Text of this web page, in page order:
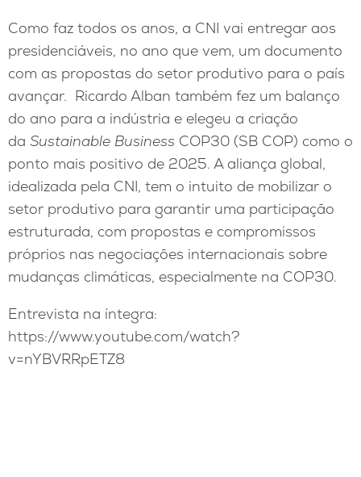
Como faz todos os anos, a CNI vai entregar aos
presidenciáveis, no ano que vem, um documento
com as propostas do setor produtivo para o país
avançar. Ricardo Alban também fez um balanço
do ano para a indústria e elegeu a criação
da Sustainable Business COP30 (SB COP) como o
ponto mais positivo de 2025. A aliança global,
idealizada pela CNI, tem o intuito de mobilizar o
setor produtivo para garantir uma participação
estruturada, com propostas e compromissos
próprios nas negociações internacionais sobre
mudanças climáticas, especialmente na COP30.
Entrevista na íntegra:
https://www.youtube.com/watch?
v=nYBVRRpETZ8